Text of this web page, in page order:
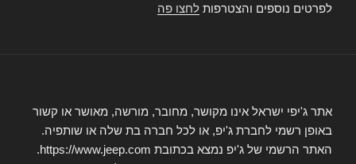
לפרטים נוספים והצטרפות לחצו פה
אתר ג'יפי ישראל אינו מקושר, מחובר, מורשה, מאושר או קשור
באופן רשמי לחברת ג'יפ, או לכל חברה בת שלה או שותפיה.
האתר הרשמי של ג'יפ נמצא בכתובת https://www.jeep.com.